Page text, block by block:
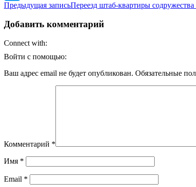
Twitter
Навигация
по
записям
Предыдущая записьПереезд штаб-квартиры
Добавить комментарий
Connect with:
Войти с помощью:
Ваш адрес email не будет опубликован. Обязательные
Комментарий *
Имя *
Email *